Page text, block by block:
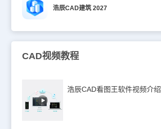
浩辰CAD建筑 2027
CAD视频教程
浩辰CAD看图王软件视频介绍